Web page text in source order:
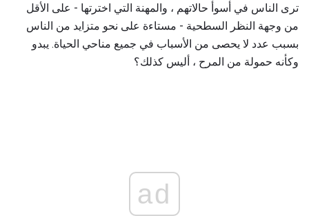
ترى الناس في أسوأ حالاتهم ، والمهنة التي اخترتها - على الأقل
من وجهة النظر السطحية - مستاءة على نحو متزايد من الناس
بسبب عدد لا يحصى من الأسباب في جميع مناحي الحياة. يبدو
وكأنه حمولة من المرح ، أليس كذلك؟
ad